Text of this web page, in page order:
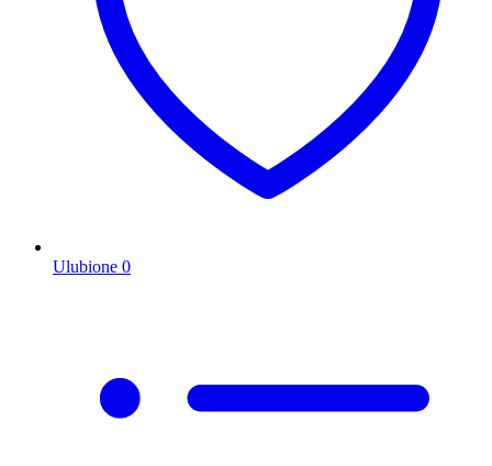
Ulubione 0